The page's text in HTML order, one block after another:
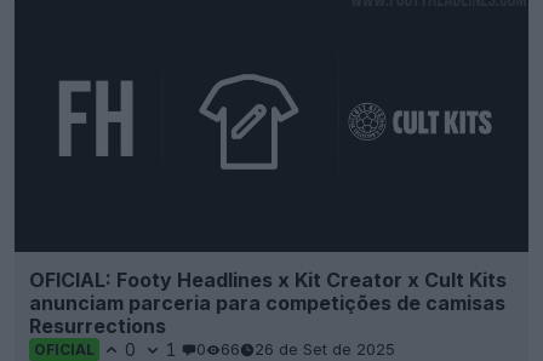
OFICIAL: Footy Headlines x Kit Creator x Cult Kits
anunciam parceria para competições de camisas
Resurrections
OFICIAL 0 1 0 66 26 de Set de 2025